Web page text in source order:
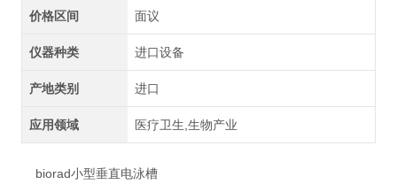
价格区间 面议
仪器种类 进口设备
产地类别 进口
应用领域 医疗卫生,生物产业
biorad小型垂直电泳槽